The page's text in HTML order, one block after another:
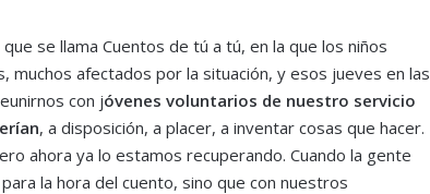
se llama Cuentos de tú a tú, en la que los niños
muchos afectados por la situación, y esos jueves en las
con jóvenes voluntarios de nuestro servicio
, a disposición, a placer, a inventar cosas que hacer.
ahora ya lo estamos recuperando. Cuando la gente
la hora del cuento, sino que con nuestros